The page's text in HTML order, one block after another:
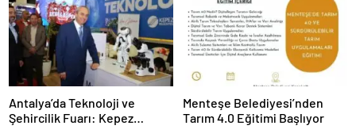
Antalya’da Teknoloji ve
Şehircilik Fuarı: Kepez
Menteşe Belediyesi’nden
Tarım 4.0 Eğitimi Başlıyor